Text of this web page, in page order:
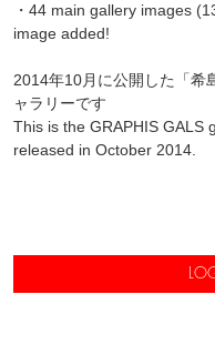
・44 main gallery images
image added!
2014年10月に公開した「希
ャラリーです
This is the GRAPHIS GALS
released in October 2014.